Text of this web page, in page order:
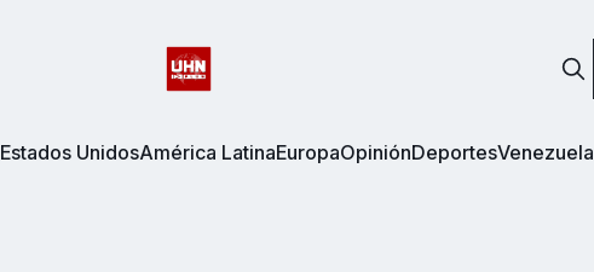
Estados UnidosAmérica LatinaEuropaOpiniónDeportesVenezuela